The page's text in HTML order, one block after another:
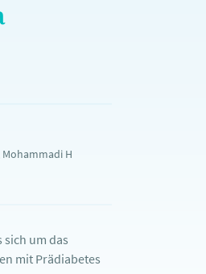
Mohammadi H
um das
mit Prädiabetes